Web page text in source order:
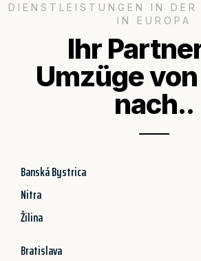
DIENSTLEISTUNGEN IN DER
IN EUROPA
Ihr
Umzüge
nach..
Banská Bystrica
Nitra
Žilina
Bratislava